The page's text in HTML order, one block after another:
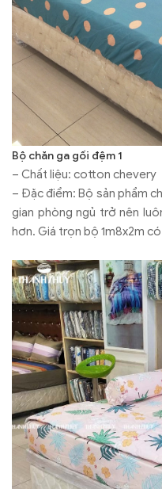
Bộ chăn ga gối đệm 1
– Chất liệu: cotton chevery
– Đặc điểm: Bộ sản phẩm
gian phòng ngủ trở nên
hơn. Giá trọn bộ 1m8x2m